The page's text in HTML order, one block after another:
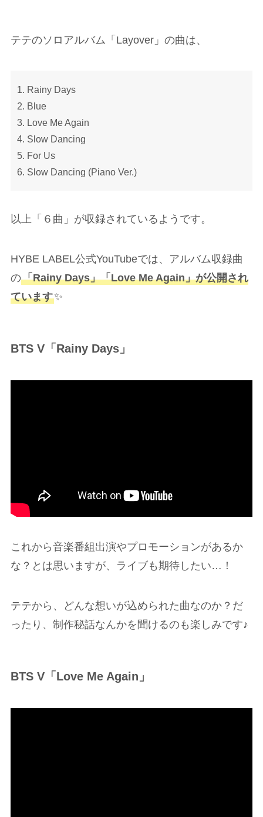
テテのソロアルバム「Layover」の曲は、
Rainy Days
Blue
Love Me Again
Slow Dancing
For Us
Slow Dancing (Piano Ver.)
以上「６曲」が収録されているようです。
HYBE LABEL公式YouTubeでは、アルバム収録曲
の「Rainy Days」「Love Me Again」が公開され
ています✨
BTS V「Rainy Days」
これから音楽番組出演やプロモーションがあるか
な？とは思いますが、ライブも期待したい…！
テテから、どんな想いが込められた曲なのか？だ
ったり、制作秘話なんかを聞けるのも楽しみです♪
BTS V「Love Me Again」